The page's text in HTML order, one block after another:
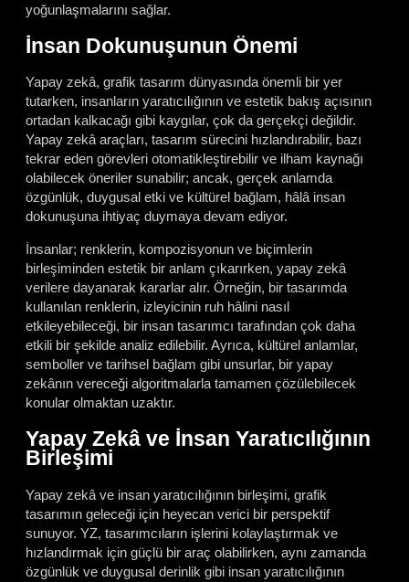
yoğunlaşmalarını sağlar.
İnsan Dokunuşunun Önemi
Yapay zekâ, grafik tasarım dünyasında önemli bir yer
tutarken, insanların yaratıcılığının ve estetik bakış açısının
ortadan kalkacağı gibi kaygılar, çok da gerçekçi değildir.
Yapay zekâ araçları, tasarım sürecini hızlandırabilir, bazı
tekrar eden görevleri otomatikleştirebilir ve ilham kaynağı
olabilecek öneriler sunabilir; ancak, gerçek anlamda
özgünlük, duygusal etki ve kültürel bağlam, hâlâ insan
dokunuşuna ihtiyaç duymaya devam ediyor.
İnsanlar; renklerin, kompozisyonun ve biçimlerin
birleşiminden estetik bir anlam çıkarırken, yapay zekâ
verilere dayanarak kararlar alır. Örneğin, bir tasarımda
kullanılan renklerin, izleyicinin ruh hâlini nasıl
etkileyebileceği, bir insan tasarımcı tarafından çok daha
etkili bir şekilde analiz edilebilir. Ayrıca, kültürel anlamlar,
semboller ve tarihsel bağlam gibi unsurlar, bir yapay
zekânın vereceği algoritmalarla tamamen çözülebilecek
konular olmaktan uzaktır.
Yapay Zekâ ve İnsan Yaratıcılığının
Birleşimi
Yapay zekâ ve insan yaratıcılığının birleşimi, grafik
tasarımın geleceği için heyecan verici bir perspektif
sunuyor. YZ, tasarımcıların işlerini kolaylaştırmak ve
hızlandırmak için güçlü bir araç olabilirken, aynı zamanda
özgünlük ve duygusal derinlik gibi insan yaratıcılığının